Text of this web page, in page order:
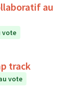
au
vote
track
vote